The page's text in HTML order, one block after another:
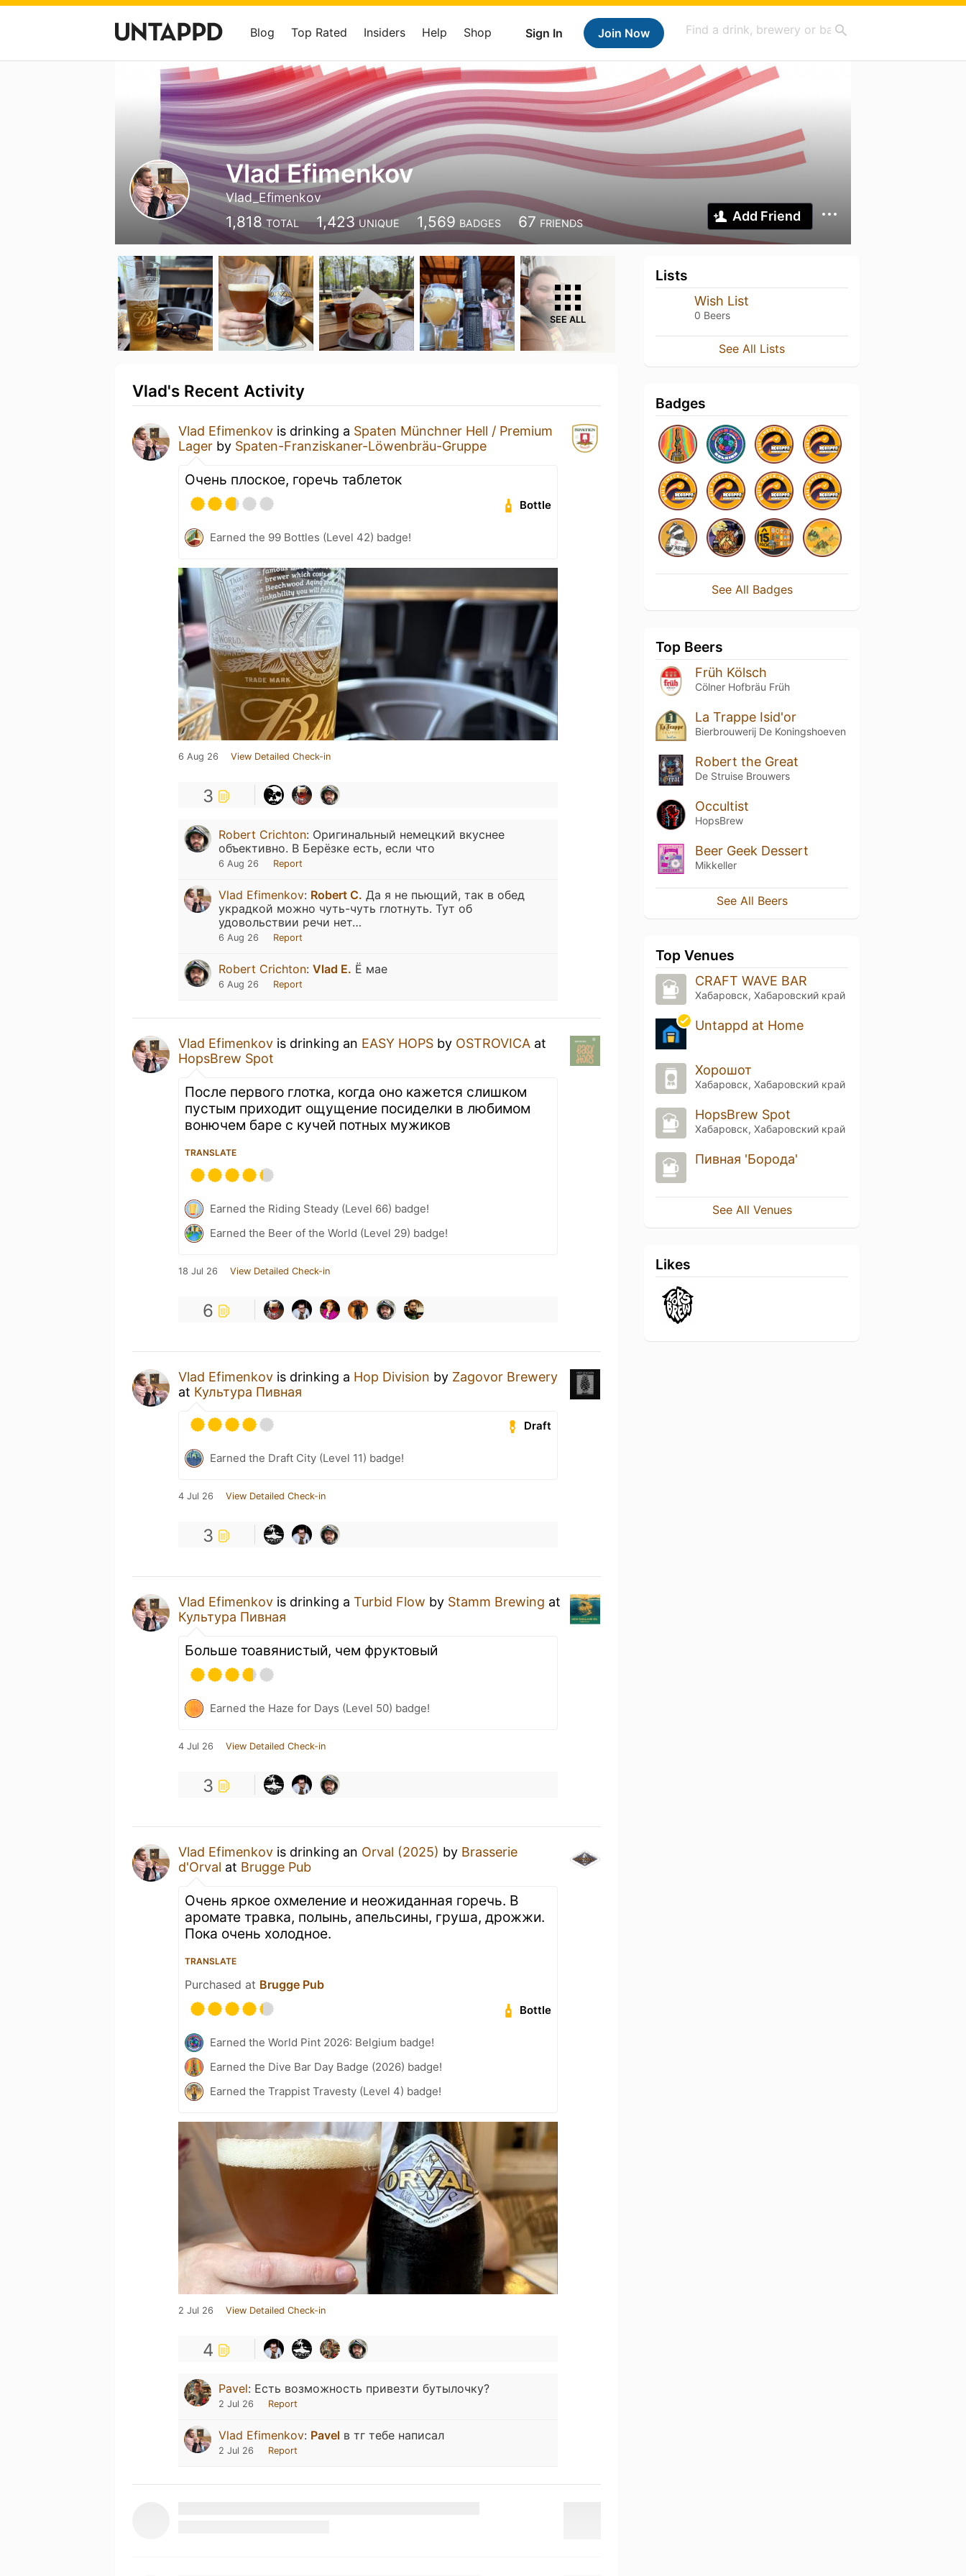
Sign In Join Now
Blog Top Rated Insiders Help Shop
Vlad Efimenkov
Vlad_Efimenkov
1,818 TOTAL 1,423 UNIQUE 1,569 BADGES 67 FRIENDS Add Friend
SEE ALL
Vlad's Recent Activity
Vlad Efimenkov is drinking a Spaten Münchner Hell / Premium
Lager by Spaten-Franziskaner-Löwenbräu-Gruppe
Очень плоское, горечь таблеток
Bottle
Earned the 99 Bottles (Level 42) badge!
6 Aug 26 View Detailed Check-in
3
Robert Crichton: Оригинальный немецкий вкуснее
объективно. В Берёзке есть, если что
6 Aug 26 Report
Vlad Efimenkov: Robert C. Да я не пьющий, так в обед
украдкой можно чуть-чуть глотнуть. Тут об
удовольствии речи нет…
6 Aug 26 Report
Robert Crichton: Vlad E. Ё мае
6 Aug 26 Report
Vlad Efimenkov is drinking an EASY HOPS by OSTROVICA at
HopsBrew Spot
После первого глотка, когда оно кажется слишком
пустым приходит ощущение посиделки в любимом
вонючем баре с кучей потных мужиков
TRANSLATE
Earned the Riding Steady (Level 66) badge!
Earned the Beer of the World (Level 29) badge!
18 Jul 26 View Detailed Check-in
6
Vlad Efimenkov is drinking a Hop Division by Zagovor Brewery
at Культура Пивная
Draft
Earned the Draft City (Level 11) badge!
4 Jul 26 View Detailed Check-in
3
Vlad Efimenkov is drinking a Turbid Flow by Stamm Brewing at
Культура Пивная
Больше тоавянистый, чем фруктовый
Earned the Haze for Days (Level 50) badge!
4 Jul 26 View Detailed Check-in
3
Vlad Efimenkov is drinking an Orval (2025) by Brasserie
d'Orval at Brugge Pub
Очень яркое охмеление и неожиданная горечь. В
аромате травка, полынь, апельсины, груша, дрожжи.
Пока очень холодное.
TRANSLATE
Purchased at Brugge Pub
Bottle
Earned the World Pint 2026: Belgium badge!
Earned the Dive Bar Day Badge (2026) badge!
Earned the Trappist Travesty (Level 4) badge!
2 Jul 26 View Detailed Check-in
4
Pavel: Есть возможность привезти бутылочку?
2 Jul 26 Report
Vlad Efimenkov: Pavel в тг тебе написал
2 Jul 26 Report
Lists
Wish List
0 Beers
See All Lists
Badges
See All Badges
Top Beers
Früh Kölsch
Cölner Hofbräu Früh
La Trappe Isid'or
Bierbrouwerij De Koningshoeven
Robert the Great
De Struise Brouwers
Occultist
HopsBrew
Beer Geek Dessert
Mikkeller
See All Beers
Top Venues
CRAFT WAVE BAR
Хабаровск, Хабаровский край
Untappd at Home
Хорошот
Хабаровск, Хабаровский край
HopsBrew Spot
Хабаровск, Хабаровский край
Пивная 'Борода'
See All Venues
Likes